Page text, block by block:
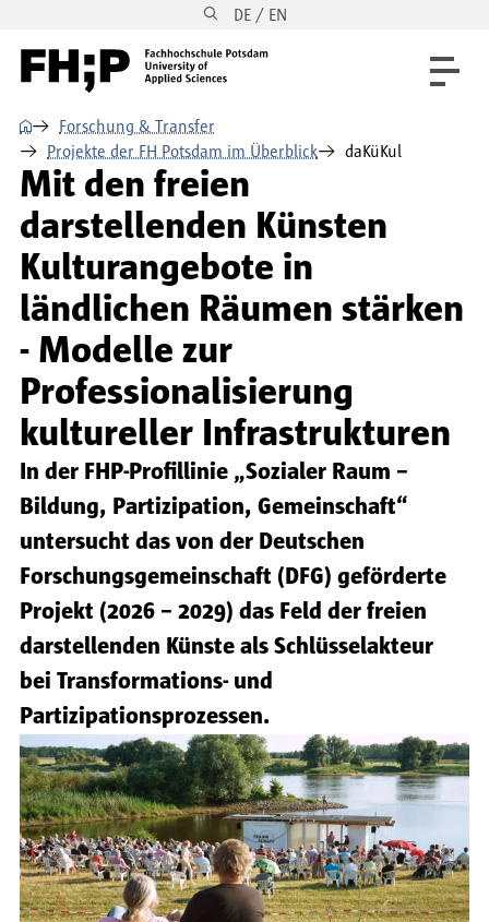
Direkt zur Hauptnavigation DE / EN
⌂
Forschung & Transfer
Projekte der FH Potsdam im Überblick
daKüKul
Mit den freien
darstellenden Künsten
Kulturangebote in
ländlichen Räumen stärken
- Modelle zur
Professionalisierung
kultureller Infrastrukturen
In der FHP-Profillinie „Sozialer Raum –
Bildung, Partizipation, Gemeinschaft“
untersucht das von der Deutschen
Forschungsgemeinschaft (DFG) geförderte
Projekt (2026 – 2029) das Feld der freien
darstellenden Künste als Schlüsselakteur
bei Transformations- und
Partizipationsprozessen.